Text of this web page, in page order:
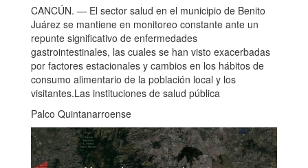
CANCÚN. — El sector salud en el municipio de Benito
Juárez se mantiene en monitoreo constante ante un
repunte significativo de enfermedades
gastrointestinales, las cuales se han visto exacerbadas
por factores estacionales y cambios en los hábitos de
consumo alimentario de la población local y los
visitantes.Las instituciones de salud pública
Palco Quintanarroense